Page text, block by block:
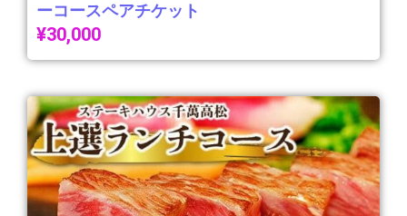
ーコースペアチケット
¥30,000